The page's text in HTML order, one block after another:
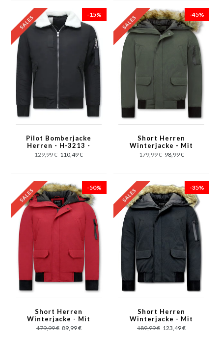
-15%
Pilot Bomberjacke
Herren - H-3213 -
Schwarz
129,99 € 110,49 €
-45%
Short Herren
Winterjacke - Mit
Kunstpelzkragen -
179,99 € 98,99 €
-50%
Short Herren
Winterjacke - Mit
Kunstpelzkragen - Rot
179,99 € 89,99 €
-35%
Short Herren
Winterjacke - Mit
Kunstpelzkragen -
Schwarz
189,99 € 123,49 €